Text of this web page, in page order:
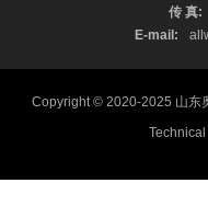
传 真:
E-mail:
Copyright © 2020-2025 山东